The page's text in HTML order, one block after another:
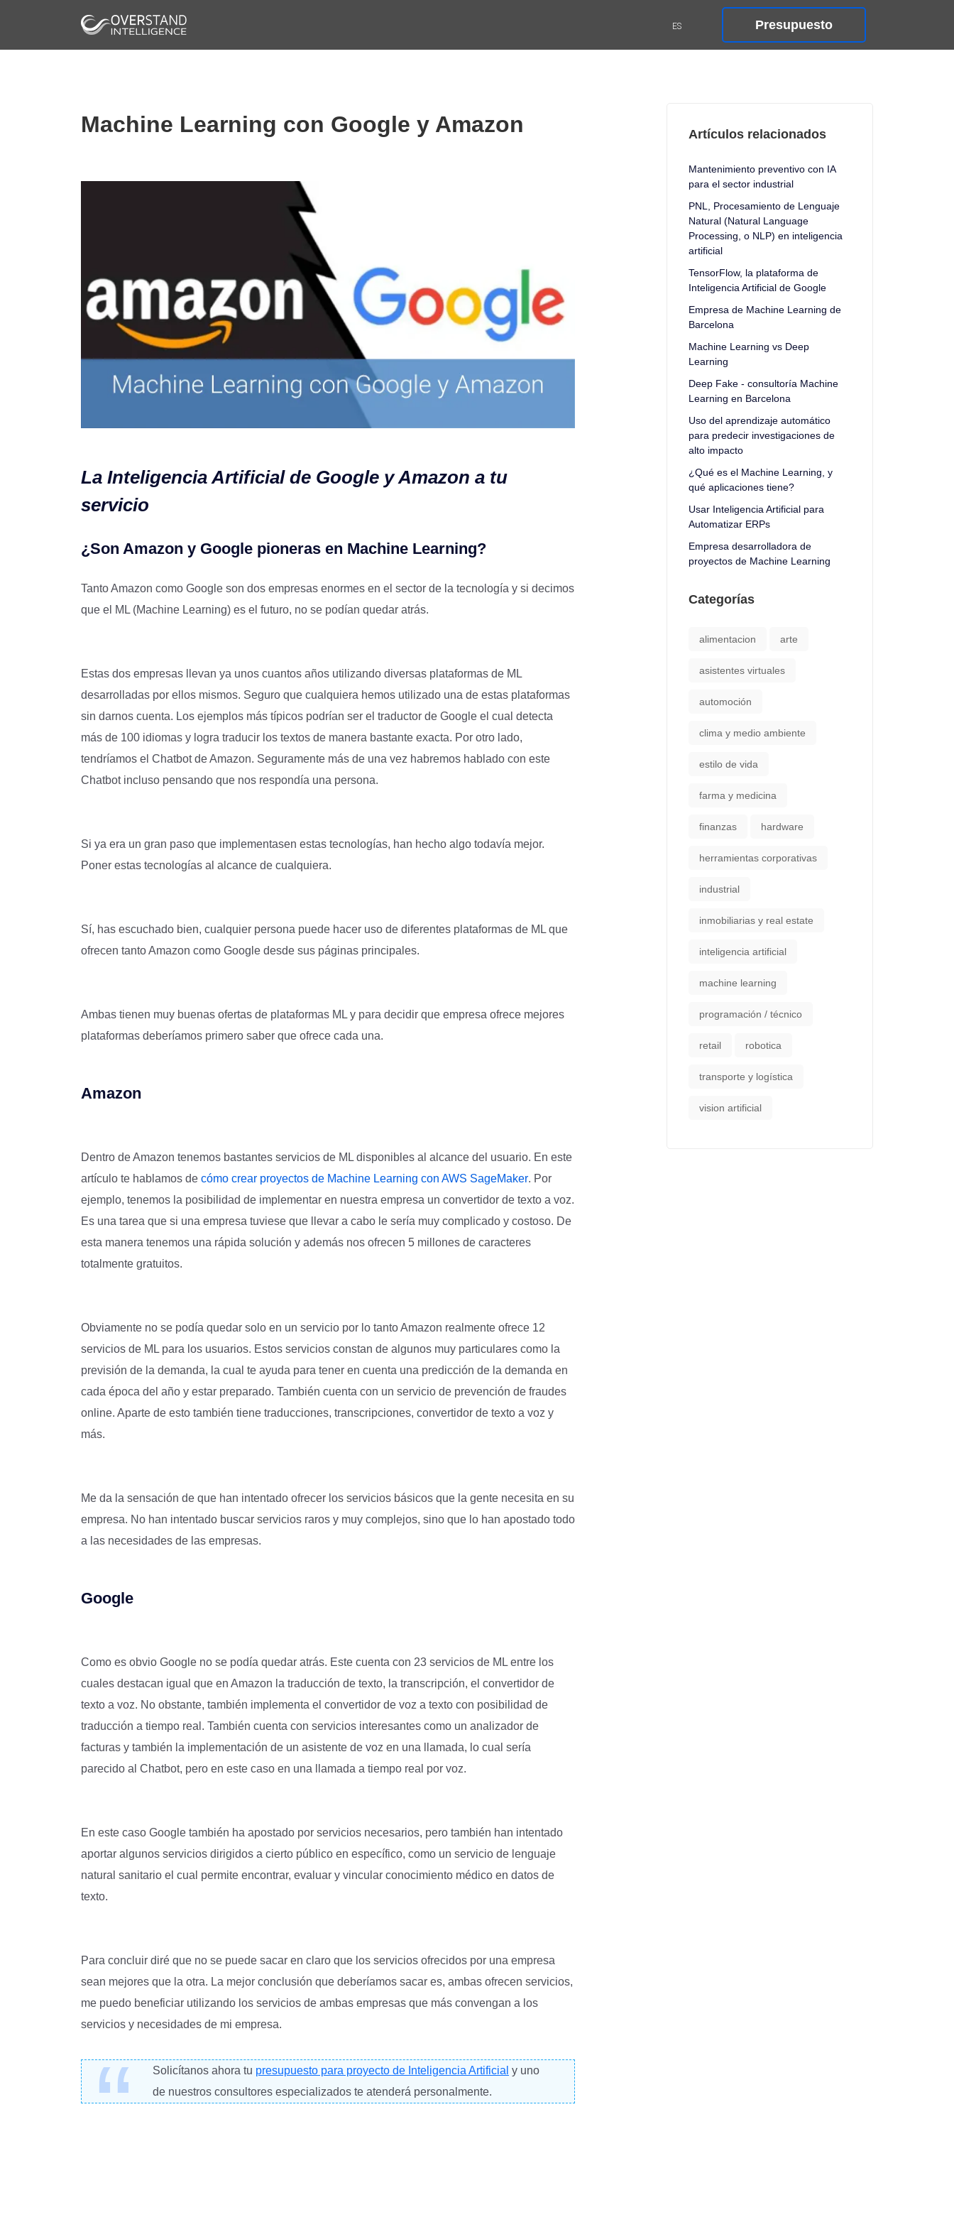
Presupuesto
Machine Learning con Google y Amazon
La Inteligencia Artificial de Google y Amazon a tu
servicio
¿Son Amazon y Google pioneras en Machine Learning?
Tanto Amazon como Google son dos empresas enormes en el sector de la tecnología y si decimos
que el ML (Machine Learning) es el futuro, no se podían quedar atrás.
Estas dos empresas llevan ya unos cuantos años utilizando diversas plataformas de ML
desarrolladas por ellos mismos. Seguro que cualquiera hemos utilizado una de estas plataformas
sin darnos cuenta. Los ejemplos más típicos podrían ser el traductor de Google el cual detecta
más de 100 idiomas y logra traducir los textos de manera bastante exacta. Por otro lado,
tendríamos el Chatbot de Amazon. Seguramente más de una vez habremos hablado con este
Chatbot incluso pensando que nos respondía una persona.
Si ya era un gran paso que implementasen estas tecnologías, han hecho algo todavía mejor.
Poner estas tecnologías al alcance de cualquiera.
Sí, has escuchado bien, cualquier persona puede hacer uso de diferentes plataformas de ML que
ofrecen tanto Amazon como Google desde sus páginas principales.
Ambas tienen muy buenas ofertas de plataformas ML y para decidir que empresa ofrece mejores
plataformas deberíamos primero saber que ofrece cada una.
Amazon
Dentro de Amazon tenemos bastantes servicios de ML disponibles al alcance del usuario. En este
artículo te hablamos de cómo crear proyectos de Machine Learning con AWS SageMaker. Por
ejemplo, tenemos la posibilidad de implementar en nuestra empresa un convertidor de texto a voz.
Es una tarea que si una empresa tuviese que llevar a cabo le sería muy complicado y costoso. De
esta manera tenemos una rápida solución y además nos ofrecen 5 millones de caracteres
totalmente gratuitos.
Obviamente no se podía quedar solo en un servicio por lo tanto Amazon realmente ofrece 12
servicios de ML para los usuarios. Estos servicios constan de algunos muy particulares como la
previsión de la demanda, la cual te ayuda para tener en cuenta una predicción de la demanda en
cada época del año y estar preparado. También cuenta con un servicio de prevención de fraudes
online. Aparte de esto también tiene traducciones, transcripciones, convertidor de texto a voz y
más.
Me da la sensación de que han intentado ofrecer los servicios básicos que la gente necesita en su
empresa. No han intentado buscar servicios raros y muy complejos, sino que lo han apostado todo
a las necesidades de las empresas.
Google
Como es obvio Google no se podía quedar atrás. Este cuenta con 23 servicios de ML entre los
cuales destacan igual que en Amazon la traducción de texto, la transcripción, el convertidor de
texto a voz. No obstante, también implementa el convertidor de voz a texto con posibilidad de
traducción a tiempo real. También cuenta con servicios interesantes como un analizador de
facturas y también la implementación de un asistente de voz en una llamada, lo cual sería
parecido al Chatbot, pero en este caso en una llamada a tiempo real por voz.
En este caso Google también ha apostado por servicios necesarios, pero también han intentado
aportar algunos servicios dirigidos a cierto público en específico, como un servicio de lenguaje
natural sanitario el cual permite encontrar, evaluar y vincular conocimiento médico en datos de
texto.
Para concluir diré que no se puede sacar en claro que los servicios ofrecidos por una empresa
sean mejores que la otra. La mejor conclusión que deberíamos sacar es, ambas ofrecen servicios,
me puedo beneficiar utilizando los servicios de ambas empresas que más convengan a los
servicios y necesidades de mi empresa.
Solicítanos ahora tu presupuesto para proyecto de Inteligencia Artificial y uno
de nuestros consultores especializados te atenderá personalmente.
Artículos relacionados
Mantenimiento preventivo con IA
para el sector industrial
PNL, Procesamiento de Lenguaje
Natural (Natural Language
Processing, o NLP) en inteligencia
artificial
TensorFlow, la plataforma de
Inteligencia Artificial de Google
Empresa de Machine Learning de
Barcelona
Machine Learning vs Deep
Learning
Deep Fake - consultoría Machine
Learning en Barcelona
Uso del aprendizaje automático
para predecir investigaciones de
alto impacto
¿Qué es el Machine Learning, y
qué aplicaciones tiene?
Usar Inteligencia Artificial para
Automatizar ERPs
Empresa desarrolladora de
proyectos de Machine Learning
Categorías
alimentacion arte
asistentes virtuales
automoción
clima y medio ambiente
estilo de vida
farma y medicina
finanzas hardware
herramientas corporativas
industrial
inmobiliarias y real estate
inteligencia artificial
machine learning
programación / técnico
retail robotica
transporte y logística
vision artificial